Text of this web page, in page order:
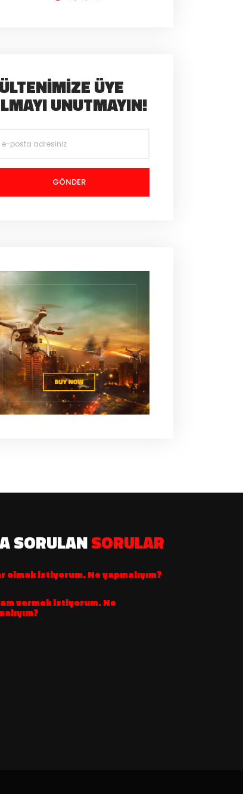
ÜYE
UNUTMAYIN!
SORULANSORULAR
olmak istiyorum. Ne yapmalıyım?
vermek istiyorum. Ne